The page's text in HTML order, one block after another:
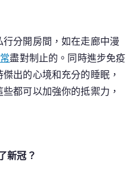
分開房間，如在走廊中漫
盡對制止的。同時進步免疫
出的心境和充分的睡眠，
都可以加強你的抵禦力，
新冠？